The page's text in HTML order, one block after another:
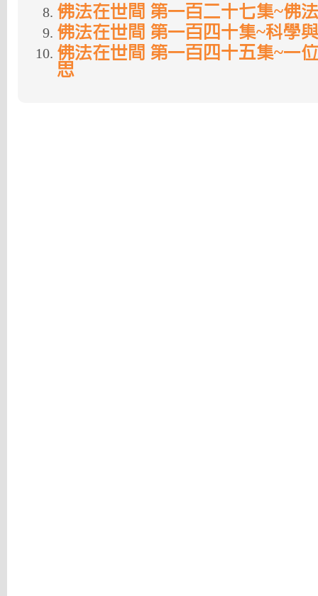
佛法在世間 第一百二十七集~佛
佛法在世間 第一百四十集~科學
佛法在世間 第一百四十五集~一
思